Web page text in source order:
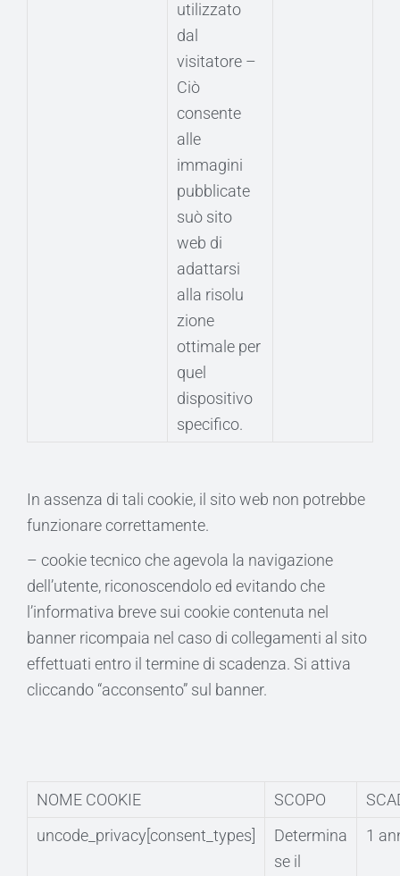
utilizzato
dal
visitatore –
Ciò
consente
alle
immagini
pubblicate
suò sito
web di
adattarsi
alla risolu
zione
ottimale per
quel
dispositivo
specifico.
In assenza di tali cookie, il sito web non potrebbe
funzionare correttamente.
– cookie tecnico che agevola la navigazione
dell’utente, riconoscendolo ed evitando che
l’informativa breve sui cookie contenuta nel
banner ricompaia nel caso di collegamenti al sito
effettuati entro il termine di scadenza. Si attiva
cliccando “acconsento” sul banner.
NOME COOKIE SCOPO
uncode_privacy[consent_types]
Determina
se il
1